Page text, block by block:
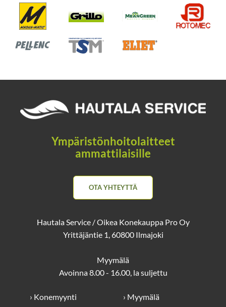
Ympäristönhoitolaitteet
ammattilaisille
OTA YHTEYTTÄ
Hautala Service / Oikea Konekauppa Pro Oy
Yrittäjäntie 1, 60800 Ilmajoki
Myymälä
Avoinna 8.00 - 16.00, la suljettu
› Konemyynti › Myymälä